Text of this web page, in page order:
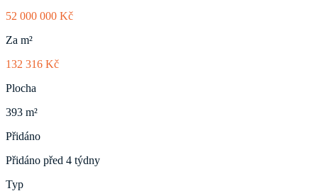
52 000 000 Kč
Za m²
132 316 Kč
Plocha
393 m²
Přidáno
Přidáno před 4 týdny
Typ